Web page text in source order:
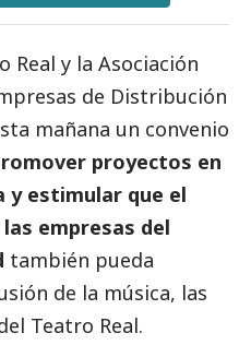
Real y la Asociación
de Distribución
mañana un convenio
proyectos en
y estimular que el
las empresas del
también pueda
de la música, las
Teatro Real.